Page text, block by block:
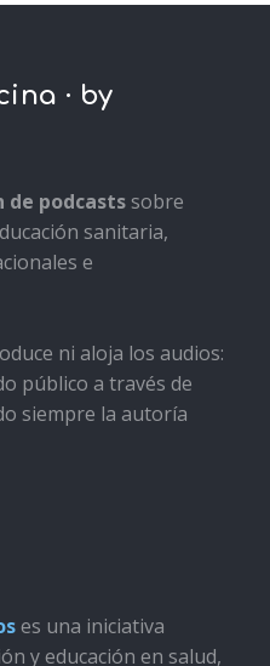
· by
de podcastssobre
sanitaria,
e
ni aloja los audios:
público a través de
siempre la autoría
es una iniciativa
y educación en salud,